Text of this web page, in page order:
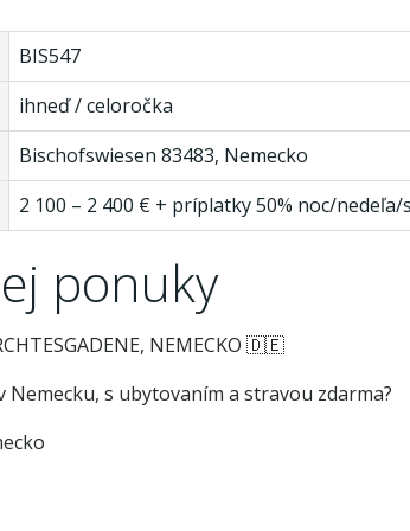
BIS547
ihneď / celoročka
Bischofswiesen 83483, Nemecko
2 100 – 2 400 € + príplatky 50% noc/nedeľa/
ponuky
NEMECKO 🇩🇪
s ubytovaním a stravou zdarma?